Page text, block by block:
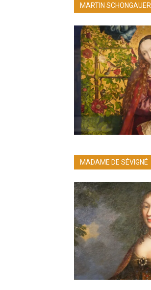
MARTIN SCHONGAUER
MADAME DE SÉVIGNÉ